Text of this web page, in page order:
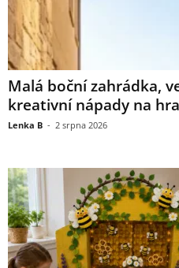
Malá boční zahrádka,
kreativní nápady na
Lenka B - 2 srpna 2026